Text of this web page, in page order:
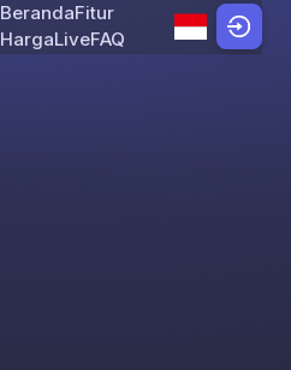
Skip to content
BerandaFitur
HargaLiveFAQ